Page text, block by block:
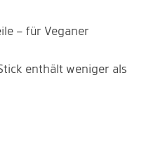
1 x täglich
– für Veganer
enthält weniger als